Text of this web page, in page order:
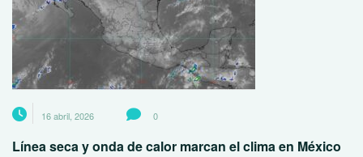
16 abril, 2026 0
Línea seca y onda de calor marcan el clima en México